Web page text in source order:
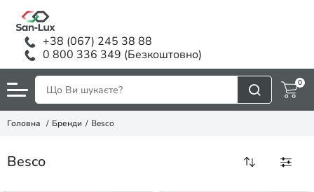
+38 (067) 245 38 88
0 800 336 349 (Безкоштовно)
0
Головна Бренди Besco
Besco